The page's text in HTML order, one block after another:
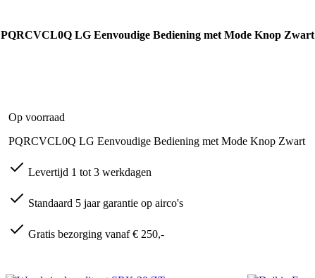
PQRCVCL0Q LG Eenvoudige Bediening met Mode Knop Zwart
Op voorraad
PQRCVCL0Q LG Eenvoudige Bediening met Mode Knop Zwart
Levertijd 1 tot 3 werkdagen
Standaard 5 jaar garantie op airco's
Gratis bezorging vanaf € 250,-